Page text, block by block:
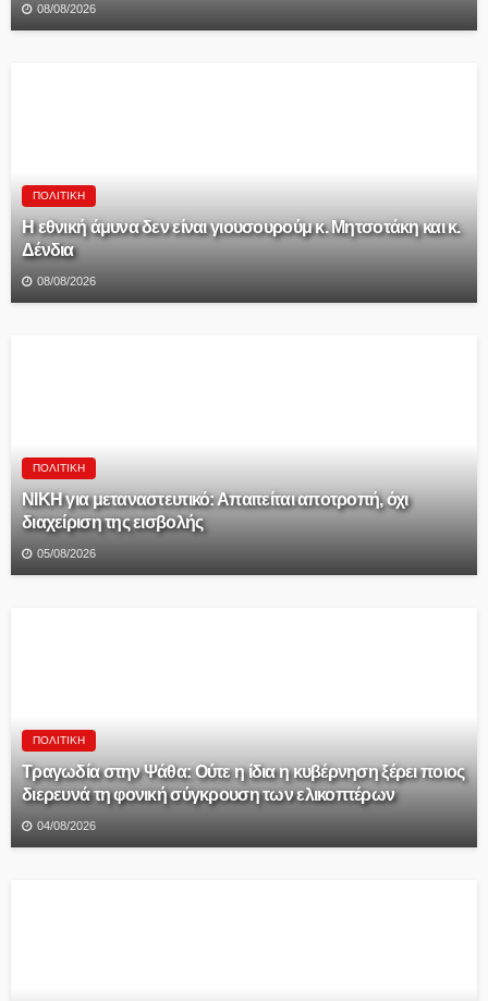
08/08/2026
ΠΟΛΙΤΙΚΉ
Η εθνική άμυνα δεν είναι γιουσουρούμ κ. Μητσοτάκη και κ.
Δένδια
08/08/2026
ΠΟΛΙΤΙΚΉ
ΝΙΚΗ για μεταναστευτικό: Απαιτείται αποτροπή, όχι
διαχείριση της εισβολής
05/08/2026
ΠΟΛΙΤΙΚΉ
Τραγωδία στην Ψάθα: Ούτε η ίδια η κυβέρνηση ξέρει ποιος
διερευνά τη φονική σύγκρουση των ελικοπτέρων
04/08/2026